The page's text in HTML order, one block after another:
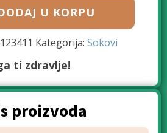
U KORPU
Kategorija: Sokovi
ti zdravlje!
proizvoda